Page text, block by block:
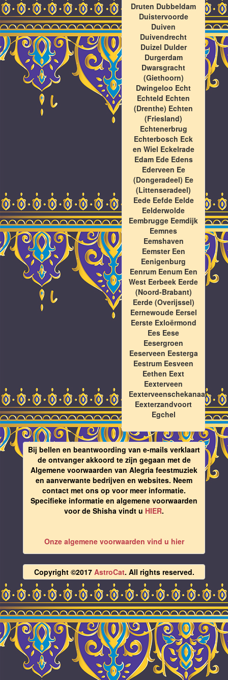
Druten Dubbeldam
Duistervoorde
Duiven
Duivendrecht
Duizel Dulder
Durgerdam
Dwarsgracht
(Giethoorn)
Dwingeloo Echt
Echteld Echten
(Drenthe) Echten
(Friesland)
Echtenerbrug
Echterbosch Eck
en Wiel Eckelrade
Edam Ede Edens
Ederveen Ee
(Dongeradeel) Ee
(Littenseradeel)
Eede Eefde Eelde
Eelderwolde
Eembrugge Eemdijk
Eemnes
Eemshaven
Eemster Een
Eenigenburg
Eenrum Eenum Een
West Eerbeek Eerde
(Noord-Brabant)
Eerde (Overijssel)
Eernewoude Eersel
Eerste Exloërmond
Ees Eese
Eesergroen
Eeserveen Eesterga
Eestrum Eesveen
Eethen Eext
Eexterveen
Eexterveenschekanaal
Eexterzandvoort
Egchel
Bij bellen en beantwoording van e-mails verklaart
de ontvanger akkoord te zijn gegaan met de
Algemene voorwaarden van Alegria feestmuziek
en aanverwante bedrijven en websites. Neem
contact met ons op voor meer informatie.
Specifieke informatie en algemene voorwaarden
voor de Shisha vindt u HIER.
Onze algemene voorwaarden vind u hier
Copyright ©2017 AstroCat. All rights reserved.